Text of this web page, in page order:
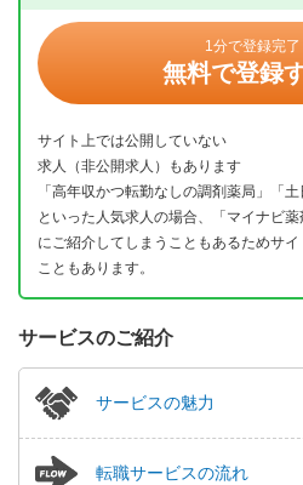
1分で登録完了
無料で登録
サイト上では公開していない
求人（非公開求人）もあります
「高年収かつ転勤なしの調剤薬局」「
といった人気求人の場合、「マイナビ
にご紹介してしまうこともあるためサ
こともあります。
サービスのご紹介
サービスの魅力
転職サービスの流れ